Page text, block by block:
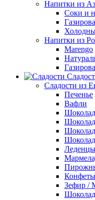
Напитки из
Соки и
Напитки из
Marengo
Сладости из
Печенье
Вафли
Шоколад
Леденцы
Конфеты
Зефир /